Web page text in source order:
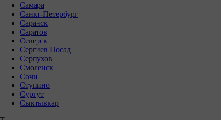
Самара
Санкт-Петербург
Саранск
Саратов
Северск
Сергиев Посад
Серпухов
Смоленск
Сочи
Ступино
Сургут
Сыктывкар